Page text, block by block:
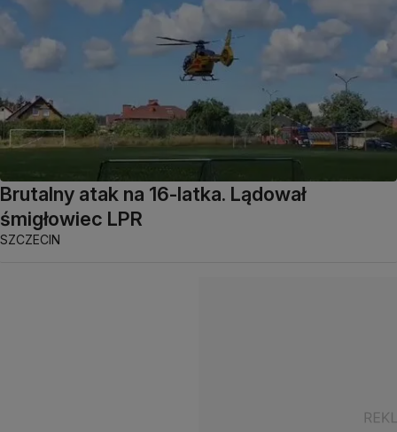
Brutalny atak na 16-latka. Lądował
śmigłowiec LPR
SZCZECIN